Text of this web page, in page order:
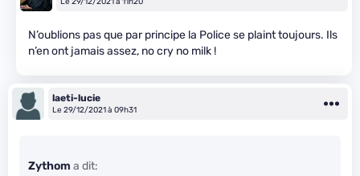
N’oublions pas que par principe la Police se plaint toujours. Ils
n’en ont jamais assez, no cry no milk !
laeti-lucie
Le 29/12/2021 à 09h31
Zythom a dit: